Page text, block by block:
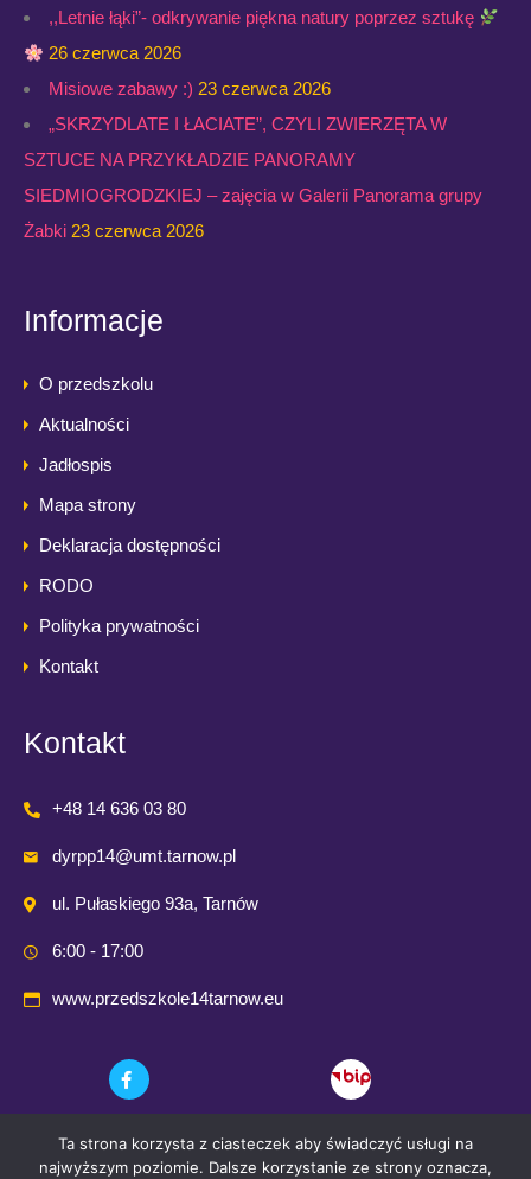
,,Letnie łąki”- odkrywanie piękna natury poprzez sztukę
26 czerwca 2026
Misiowe zabawy :) 23 czerwca 2026
„SKRZYDLATE I ŁACIATE”, CZYLI ZWIERZĘTA W
SZTUCE NA PRZYKŁADZIE PANORAMY
SIEDMIOGRODZKIEJ – zajęcia w Galerii Panorama grupy
Żabki 23 czerwca 2026
Informacje
O przedszkolu
Aktualności
Jadłospis
Mapa strony
Deklaracja dostępności
RODO
Polityka prywatności
Kontakt
Kontakt
+48 14 636 03 80
dyrpp14@umt.tarnow.pl
ul. Pułaskiego 93a, Tarnów
6:00 - 17:00
www.przedszkole14tarnow.eu
Ta strona korzysta z ciasteczek aby świadczyć usługi na
najwyższym poziomie. Dalsze korzystanie ze strony oznacza,